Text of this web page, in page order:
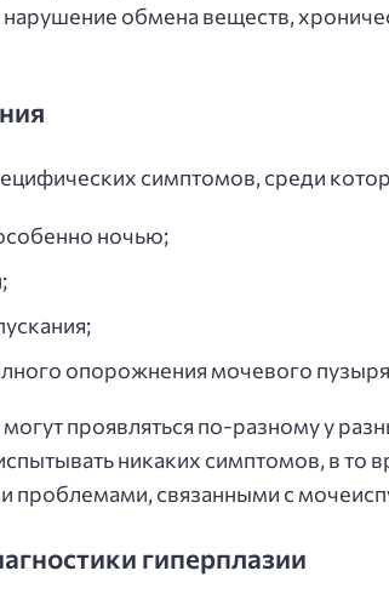
обмена веществ,
симптомов, среди
ночью;
опорожнения мочевого
проявляться по-разному у
никаких симптомов, в то
проблемами, связанными с
гиперплазии